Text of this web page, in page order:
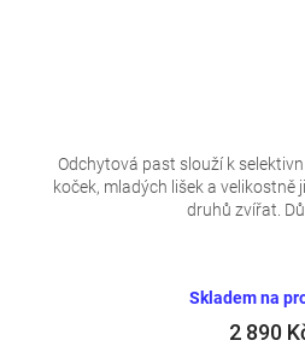
Skladem na
2 890
Odchytová past slouží k
koček, mladých lišek a velikostně
druhů zvířat.